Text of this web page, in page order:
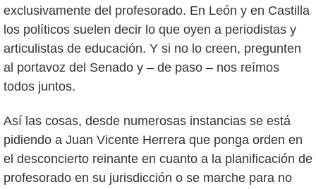
exclusivamente del profesorado. En León y en Castilla
los políticos suelen decir lo que oyen a periodistas y
articulistas de educación. Y si no lo creen, pregunten
al portavoz del Senado y – de paso – nos reímos
todos juntos.
Así las cosas, desde numerosas instancias se está
pidiendo a Juan Vicente Herrera que ponga orden en
el desconcierto reinante en cuanto a la planificación de
profesorado en su jurisdicción o se marche para no